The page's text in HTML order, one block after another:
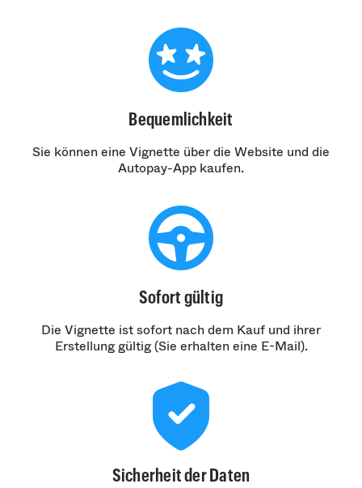
Bequemlichkeit
Sie können eine Vignette über die Website und die
Autopay-App kaufen.
Sofort gültig
Die Vignette ist sofort nach dem Kauf und ihrer
Erstellung gültig (Sie erhalten eine E-Mail).
Sicherheit der Daten